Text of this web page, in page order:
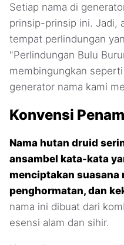
Setiap nama di
prinsip-prinsip ini. Jadi,
tempat perlindungan
"Perlindungan Bulu
membingungkan
generator nama kami
Konvensi
Nama hutan druid
ansambel kata-kata
menciptakan suasana
penghormatan, dan
nama ini dibuat dari
esensi alam dan sihir.